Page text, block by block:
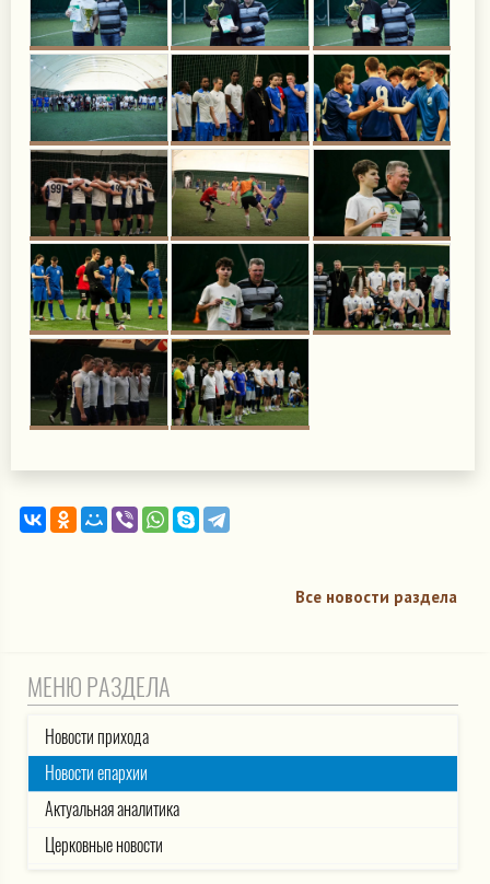
Все новости раздела
МЕНЮ РАЗДЕЛА
Новости прихода
Новости епархии
Актуальная аналитика
Церковные новости